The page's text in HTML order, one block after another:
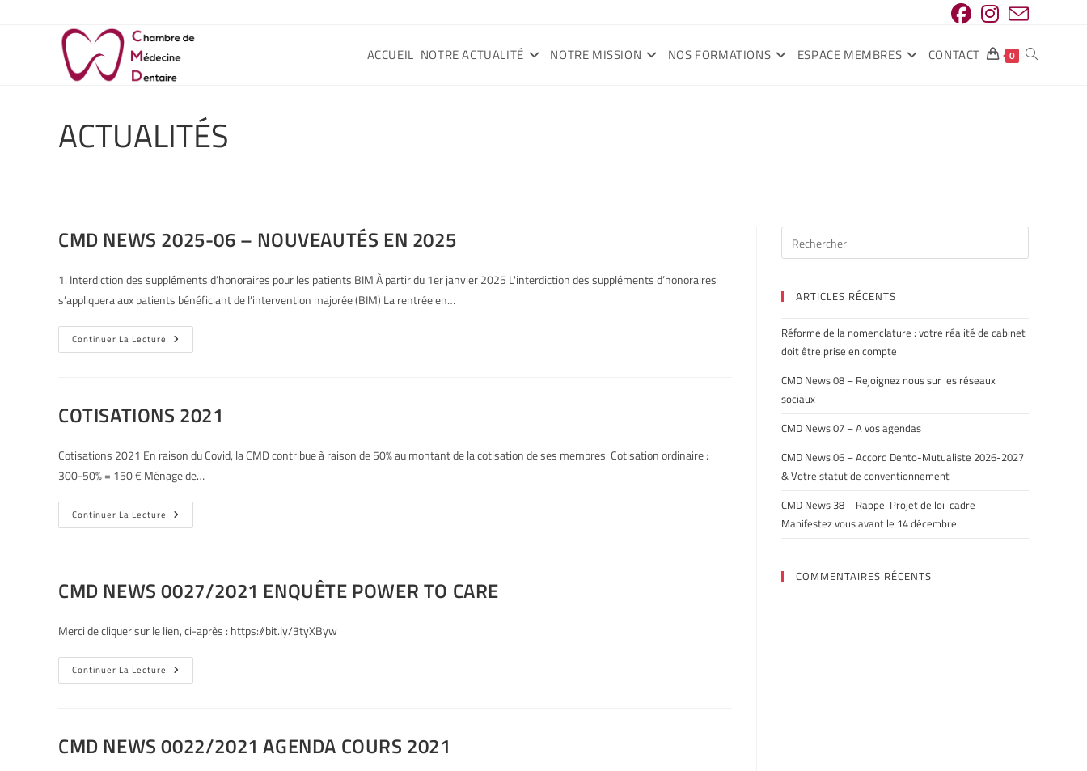
ACCUEIL NOTRE ACTUALITÉ NOTRE MISSION NOS FORMATIONS ESPACE MEMBRES CONTACT 0
ACTUALITÉS
CMD NEWS 2025-06 – NOUVEAUTÉS EN 2025
1. Interdiction des suppléments d’honoraires pour les patients BIM À partir du 1er janvier 2025 L'interdiction des suppléments d’honoraires
s’appliquera aux patients bénéficiant de l’intervention majorée (BIM) La rentrée en…
Continuer La Lecture
COTISATIONS 2021
Cotisations 2021 En raison du Covid, la CMD contribue à raison de 50% au montant de la cotisation de ses membres Cotisation ordinaire :
300-50% = 150 € Ménage de…
Continuer La Lecture
CMD NEWS 0027/2021 ENQUÊTE POWER TO CARE
Merci de cliquer sur le lien, ci-après : https://bit.ly/3tyXByw
Continuer La Lecture
CMD NEWS 0022/2021 AGENDA COURS 2021
ARTICLES RÉCENTS
Réforme de la nomenclature : votre réalité de cabinet
doit être prise en compte
CMD News 08 – Rejoignez nous sur les réseaux
sociaux
CMD News 07 – A vos agendas
CMD News 06 – Accord Dento-Mutualiste 2026-2027
& Votre statut de conventionnement
CMD News 38 – Rappel Projet de loi-cadre –
Manifestez vous avant le 14 décembre
COMMENTAIRES RÉCENTS